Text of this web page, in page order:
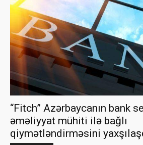
“Fitch” Azərbaycanın bank
əməliyyat mühiti ilə bağlı
qiymətləndirməsini